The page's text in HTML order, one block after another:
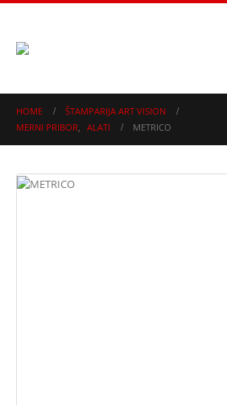
HOME
ŠTAMPARIJA ART VISION
MERNI PRIBOR, ALATI METRICO